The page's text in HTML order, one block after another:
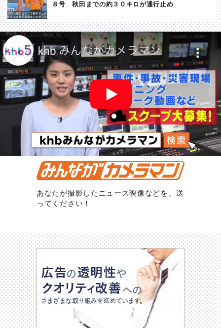
８号 秋田までの約３０キロが通行止め
あなたが撮影したニュース映像などを、送
ってください！